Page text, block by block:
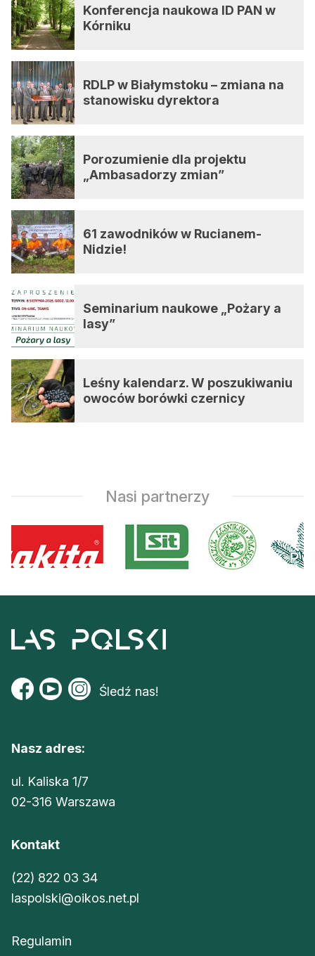
Konferencja naukowa ID PAN w
Kórniku
RDLP w Białymstoku – zmiana na
stanowisku dyrektora
Porozumienie dla projektu
„Ambasadorzy zmian”
61 zawodników w Rucianem-
Nidzie!
Seminarium naukowe „Pożary a
lasy”
Leśny kalendarz. W poszukiwaniu
owoców borówki czernicy
Nasi partnerzy
Śledź nas!
Nasz adres:
ul. Kaliska 1/7
02-316 Warszawa
Kontakt
(22) 822 03 34
laspolski@oikos.net.pl
Regulamin